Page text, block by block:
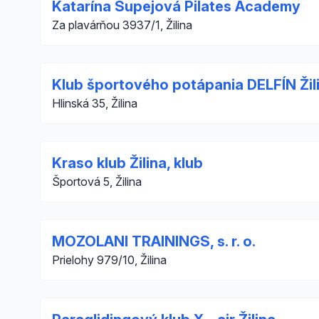
Katarína Šupejová Pilates Academy
Za plavárňou 3937/1, Žilina
Klub športového potápania DELFÍN
Hlinská 35, Žilina
Kraso klub Žilina, klub
Športová 5, Žilina
MOZOLANI TRAININGS, s. r. o.
Prielohy 979/10, Žilina